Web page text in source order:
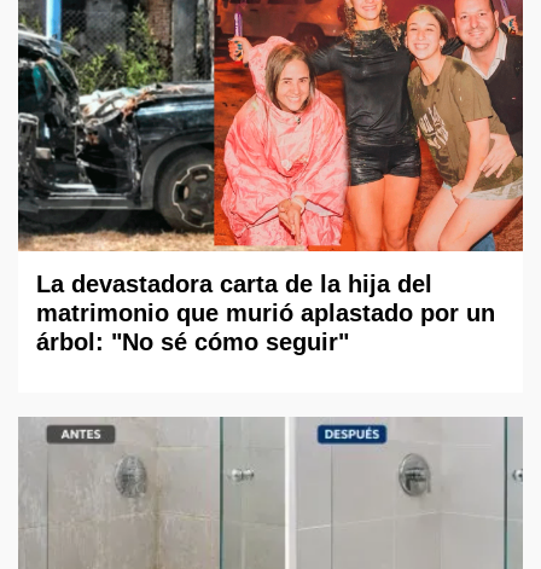
La devastadora carta de la hija del
matrimonio que murió aplastado por un
árbol: "No sé cómo seguir"